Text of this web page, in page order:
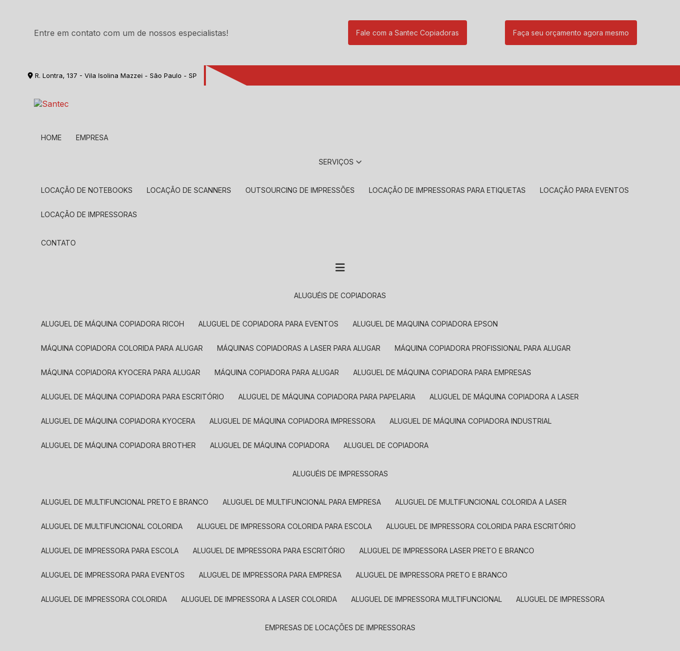
Entre em contato com um de nossos especialistas! Fale com a Santec Copiadoras Faça seu orçamento agora mesmo
R. Lontra, 137 - Vila Isolina Mazzei - São Paulo - SP
HOME EMPRESA
SERVIÇOS
LOCAÇÃO DE NOTEBOOKS LOCAÇÃO DE SCANNERS OUTSOURCING DE IMPRESSÕES LOCAÇÃO DE IMPRESSORAS PARA ETIQUETAS LOCAÇÃO PARA EVENTOS
LOCAÇÃO DE IMPRESSORAS
CONTATO
ALUGUÉIS DE COPIADORAS
ALUGUEL DE MÁQUINA COPIADORA RICOH ALUGUEL DE COPIADORA PARA EVENTOS ALUGUEL DE MAQUINA COPIADORA EPSON
MÁQUINA COPIADORA COLORIDA PARA ALUGAR MÁQUINAS COPIADORAS A LASER PARA ALUGAR MÁQUINA COPIADORA PROFISSIONAL PARA ALUGAR
MÁQUINA COPIADORA KYOCERA PARA ALUGAR MÁQUINA COPIADORA PARA ALUGAR ALUGUEL DE MÁQUINA COPIADORA PARA EMPRESAS
ALUGUEL DE MÁQUINA COPIADORA PARA ESCRITÓRIO ALUGUEL DE MÁQUINA COPIADORA PARA PAPELARIA ALUGUEL DE MÁQUINA COPIADORA A LASER
ALUGUEL DE MÁQUINA COPIADORA KYOCERA ALUGUEL DE MÁQUINA COPIADORA IMPRESSORA ALUGUEL DE MÁQUINA COPIADORA INDUSTRIAL
ALUGUEL DE MÁQUINA COPIADORA BROTHER ALUGUEL DE MÁQUINA COPIADORA ALUGUEL DE COPIADORA
ALUGUÉIS DE IMPRESSORAS
ALUGUEL DE MULTIFUNCIONAL PRETO E BRANCO ALUGUEL DE MULTIFUNCIONAL PARA EMPRESA ALUGUEL DE MULTIFUNCIONAL COLORIDA A LASER
ALUGUEL DE MULTIFUNCIONAL COLORIDA ALUGUEL DE IMPRESSORA COLORIDA PARA ESCOLA ALUGUEL DE IMPRESSORA COLORIDA PARA ESCRITÓRIO
ALUGUEL DE IMPRESSORA PARA ESCOLA ALUGUEL DE IMPRESSORA PARA ESCRITÓRIO ALUGUEL DE IMPRESSORA LASER PRETO E BRANCO
ALUGUEL DE IMPRESSORA PARA EVENTOS ALUGUEL DE IMPRESSORA PARA EMPRESA ALUGUEL DE IMPRESSORA PRETO E BRANCO
ALUGUEL DE IMPRESSORA COLORIDA ALUGUEL DE IMPRESSORA A LASER COLORIDA ALUGUEL DE IMPRESSORA MULTIFUNCIONAL ALUGUEL DE IMPRESSORA
EMPRESAS DE LOCAÇÕES DE IMPRESSORAS